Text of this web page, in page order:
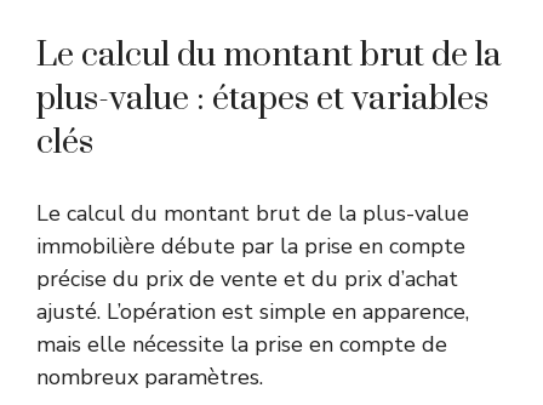
Le calcul du montant brut de la
plus-value : étapes et variables
clés
Le calcul du montant brut de la plus-value
immobilière débute par la prise en compte
précise du prix de vente et du prix d’achat
ajusté. L’opération est simple en apparence,
mais elle nécessite la prise en compte de
nombreux paramètres.